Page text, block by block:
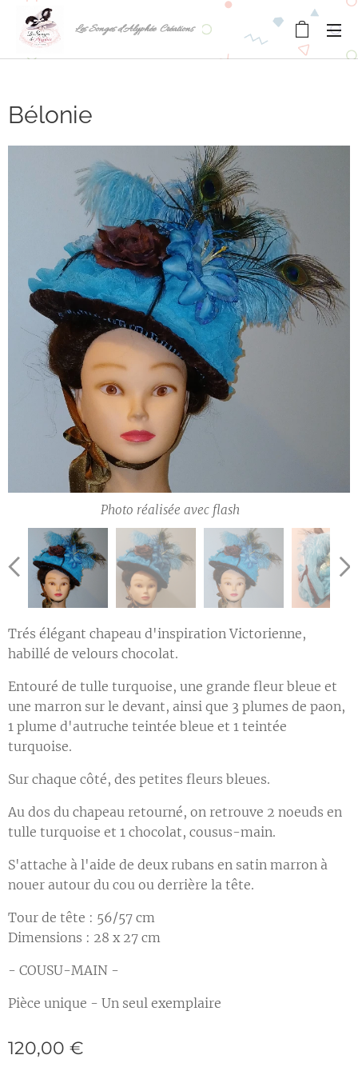
Les Songes d'Alyphée Créations
Bélonie
Photo réalisée avec flash 📸
Photo réalisée avec flash 📸
Photo réalisée avec flash 📸
Trés élégant chapeau d'inspiration Victorienne,
habillé de velours chocolat.
Entouré de tulle turquoise, une grande fleur bleue et
une marron sur le devant, ainsi que 3 plumes de paon,
1 plume d'autruche teintée bleue et 1 teintée
turquoise.
Sur chaque côté, des petites fleurs bleues.
Au dos du chapeau retourné, on retrouve 2 noeuds en
tulle turquoise et 1 chocolat, cousus-main.
S'attache à l'aide de deux rubans en satin marron à
nouer autour du cou ou derrière la tête.
Tour de tête : 56/57 cm
Dimensions : 28 x 27 cm
- COUSU-MAIN -
Pièce unique - Un seul exemplaire
120,00 €